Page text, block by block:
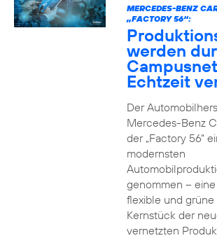
MERCEDES-BENZ
„FACTORY 56“:
werden
Echtzeit
Der
Mercedes-Benz
der „Factory 56“
modernsten
genommen –
flexible und grüne
Kernstück der
vernetzten